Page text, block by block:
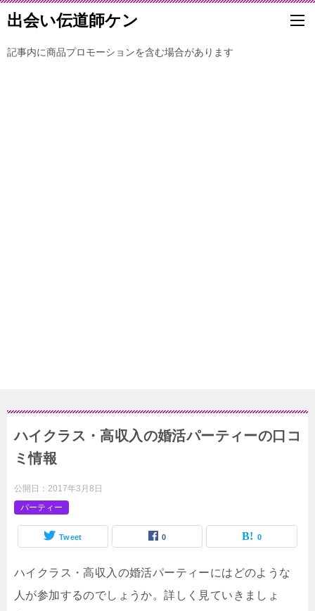
出会い伝道師ケン
記事内に商品プロモーションを含む場合があります
ハイクラス・高収入の婚活パーティーの口コ
ミ情報
公開日： 2017年3月8日
パーティー
Tweet 0 0
ハイクラス・高収入の婚活パーティーにはどのような
人が参加するのでしょうか。詳しく見ていきましょ